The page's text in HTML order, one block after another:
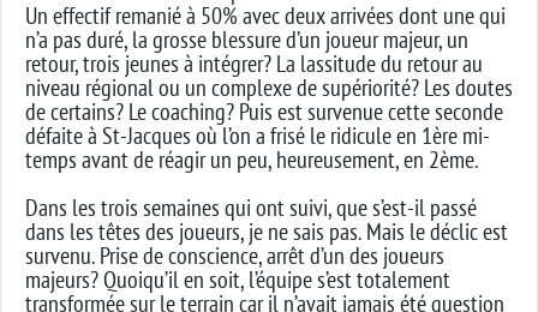
Un effectif remanié à 50% avec deux arrivées dont une qui
n’a pas duré, la grosse blessure d’un joueur majeur, un
retour, trois jeunes à intégrer? La lassitude du retour au
niveau régional ou un complexe de supériorité? Les doutes
de certains? Le coaching? Puis est survenue cette seconde
défaite à St-Jacques où l’on a frisé le ridicule en 1ère mi-
temps avant de réagir un peu, heureusement, en 2ème.
Dans les trois semaines qui ont suivi, que s’est-il passé
dans les têtes des joueurs, je ne sais pas. Mais le déclic est
survenu. Prise de conscience, arrêt d’un des joueurs
majeurs? Quoiqu’il en soit, l’équipe s’est totalement
transformée sur le terrain car il n’avait jamais été question